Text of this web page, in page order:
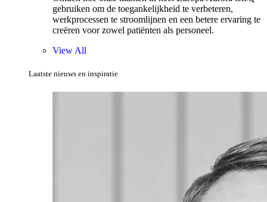
gebruiken om de toegankelijkheid te verbeteren,
werkprocessen te stroomlijnen en een betere ervaring te
creëren voor zowel patiënten als personeel.
View All
Laatste nieuws en inspiratie